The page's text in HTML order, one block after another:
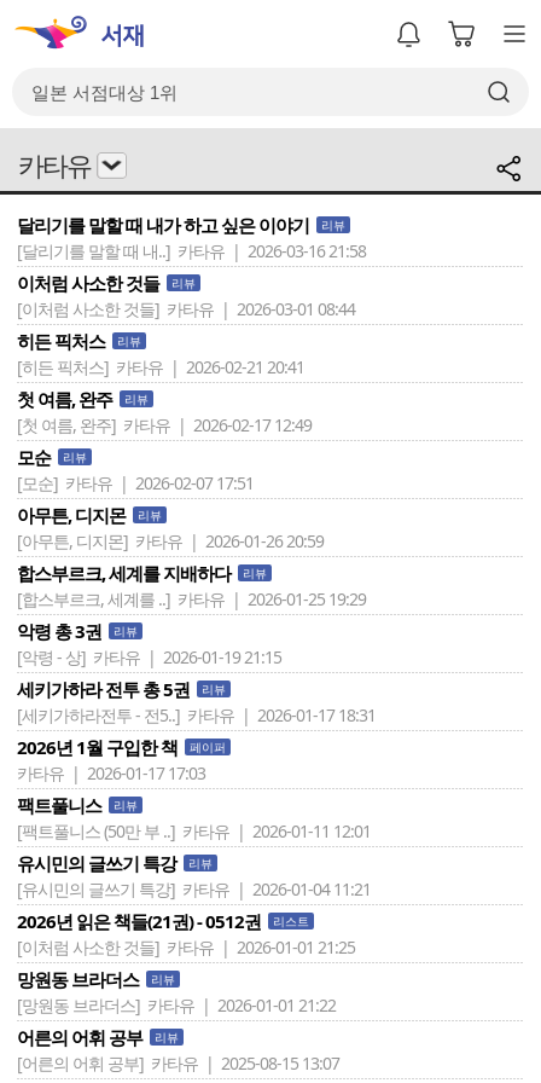
카타유
달리기를 말할 때 내가 하고 싶은 이야기 리뷰
[달리기를 말할 때 내..] 카타유 | 2026-03-16 21:58
이처럼 사소한 것들 리뷰
[이처럼 사소한 것들] 카타유 | 2026-03-01 08:44
히든 픽처스 리뷰
[히든 픽처스] 카타유 | 2026-02-21 20:41
첫 여름, 완주 리뷰
[첫 여름, 완주] 카타유 | 2026-02-17 12:49
모순 리뷰
[모순] 카타유 | 2026-02-07 17:51
아무튼, 디지몬 리뷰
[아무튼, 디지몬] 카타유 | 2026-01-26 20:59
합스부르크, 세계를 지배하다 리뷰
[합스부르크, 세계를 ..] 카타유 | 2026-01-25 19:29
악령 총 3권 리뷰
[악령 - 상] 카타유 | 2026-01-19 21:15
세키가하라 전투 총 5권 리뷰
[세키가하라전투 - 전5..] 카타유 | 2026-01-17 18:31
2026년 1월 구입한 책 페이퍼
카타유 | 2026-01-17 17:03
팩트풀니스 리뷰
[팩트풀니스 (50만 부 ..] 카타유 | 2026-01-11 12:01
유시민의 글쓰기 특강 리뷰
[유시민의 글쓰기 특강] 카타유 | 2026-01-04 11:21
2026년 읽은 책들(21권) - 0512권 리스트
[이처럼 사소한 것들] 카타유 | 2026-01-01 21:25
망원동 브라더스 리뷰
[망원동 브라더스] 카타유 | 2026-01-01 21:22
어른의 어휘 공부 리뷰
[어른의 어휘 공부] 카타유 | 2025-08-15 13:07